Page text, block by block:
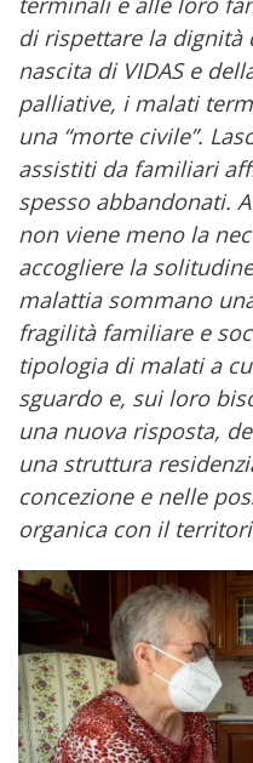
di rispettare la dignità
nascita di VIDAS e
palliative, i malati
una “morte civile”.
assistiti da familiari
spesso abbandonati.
non viene meno la
accogliere la
malattia sommano
fragilità familiare e
tipologia di malati a
sguardo e, sui loro
una nuova risposta,
una struttura
concezione e nelle
organica con il